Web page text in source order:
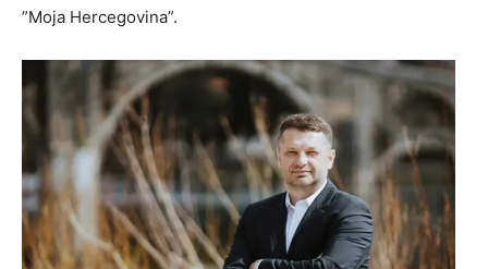
”Moja Hercegovina”.